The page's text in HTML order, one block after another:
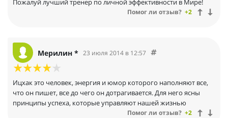
Пожалуй лучший тренер по личной эффективности в Мире!
Помог ли отзыв? +2
Мерилин * 23 июля 2014 в 12:57
Ицхак это человек, энергия и юмор которого наполняют все,
что он пишет, все до чего он дотрагивается. Для него ясны
принципы успеха, которые управляют нашей жизнью
Помог ли отзыв? +2